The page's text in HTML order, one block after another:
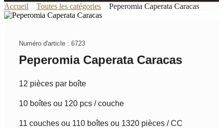
Accueil Toutes les catégories Peperomia Caperata Caracas
Numéro d'article : 6723
Peperomia Caperata Caracas
12 pièces par boîte
10 boîtes ou 120 pcs / couche
11 couches ou 110 boîtes ou 1320 pièces / CC